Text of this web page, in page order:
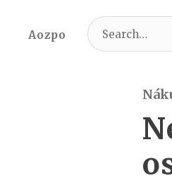
Aozpo
Search
for: